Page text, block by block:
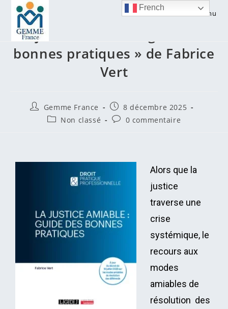
Menu
La justice amiable : guide des
bonnes pratiques » de Fabrice
Vert
Gemme France
8 décembre 2025
Non classé
0 commentaire
Alors que la
justice
traverse une
crise
systémique, le
recours aux
modes
amiables de
résolution des
French